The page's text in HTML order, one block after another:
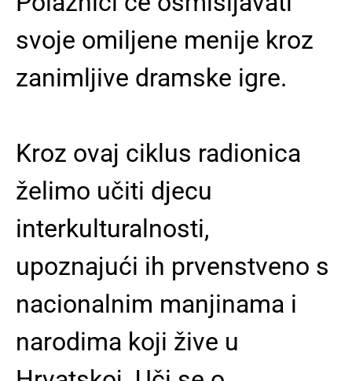
svoje omiljene menije kroz
zanimljive dramske igre.
Kroz ovaj ciklus radionica
želimo učiti djecu
interkulturalnosti,
upoznajući ih prvenstveno s
nacionalnim manjinama i
narodima koji žive u